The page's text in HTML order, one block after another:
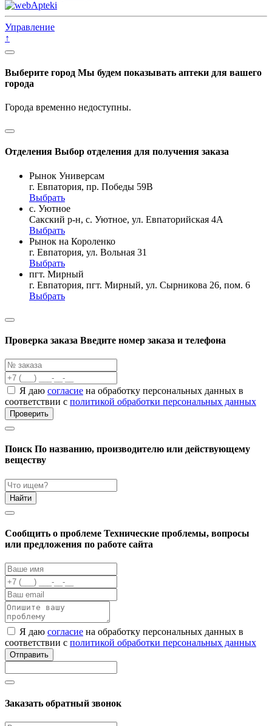
Управление
↑
Выберите город Мы будем показывать аптеки для вашего
города
Города временно недоступны.
Отделения Выбор отделения для получения заказа
Рынок Универсам
г. Евпатория, пр. Победы 59В
Выбрать
с. Уютное
Сакский р-н, с. Уютное, ул. Евпаторийская 4А
Выбрать
Рынок на Короленко
г. Евпатория, ул. Вольная 31
Выбрать
пгт. Мирный
г. Евпатория, пгт. Мирный, ул. Сырникова 26, пом. 6
Выбрать
Проверка заказа Введите номер заказа и телефона
Я даю согласие на обработку персональных данных в
соответствии с политикой обработки персональных данных
Проверить
ПоискПо названию, производителю или действующему
веществу
Найти
Cообщить о проблеме Технические проблемы, вопросы
или предложения по работе сайта
Я даю согласие на обработку персональных данных в
соответствии с политикой обработки персональных данных
Отправить
Заказать обратный звонок